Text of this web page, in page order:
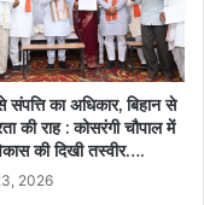
संपत्ति का अधिकार, बिहान से
की राह : कोसरंगी चौपाल में
की दिखी तस्वीर….
2026